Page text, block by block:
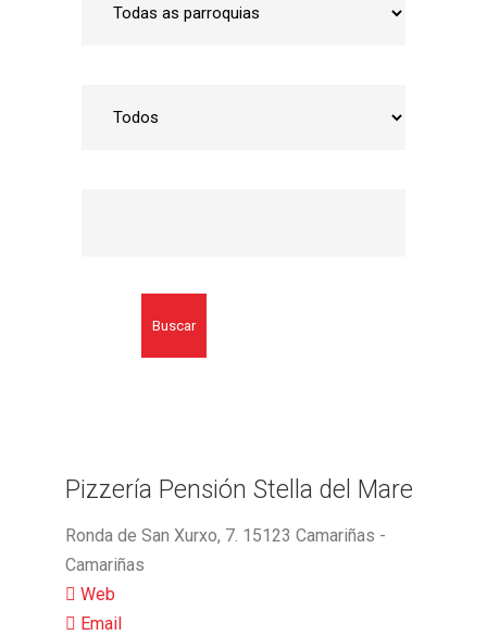
Buscar
Pizzería Pensión Stella del Mare
Ronda de San Xurxo, 7. 15123 Camariñas -
Camariñas
Web
Email